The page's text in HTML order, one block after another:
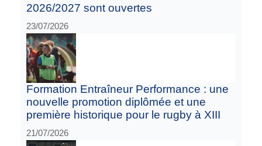
2026/2027 sont ouvertes
23/07/2026
Formation Entraîneur Performance : une
nouvelle promotion diplômée et une
première historique pour le rugby à XIII
21/07/2026